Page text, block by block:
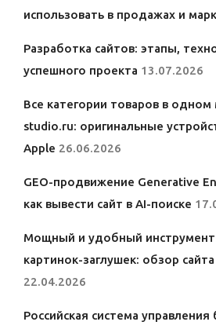
использовать в продажах и
Разработка сайтов: этапы,
успешного проекта 13.07.2026
Все категории товаров в одном
studio.ru: оригинальные
Apple 26.06.2026
GEO-продвижение Generative
как вывести сайт в AI-поиске
Мощный и удобный инструмент
картинок-заглушек: обзор
22.04.2026
Российская система